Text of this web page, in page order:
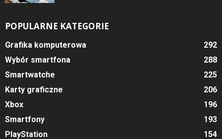
POPULARNE KATEGORIE
Grafika komputerowa
292
Wybór smartfona
288
Smartwatche
225
Karty graficzne
206
Xbox
196
Smartfony
193
PlayStation
154